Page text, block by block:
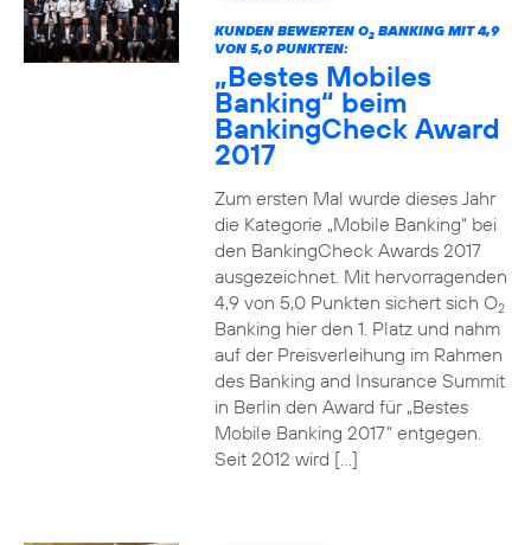
KUNDEN BEWERTEN O2BANKING MIT 4,9
VON 5,0 PUNKTEN:
„Bestes Mobiles
Banking“ beim
BankingCheck Award
2017
Zum ersten Mal wurde dieses Jahr
die Kategorie „Mobile Banking“ bei
den BankingCheck Awards 2017
ausgezeichnet. Mit hervorragenden
4,9 von 5,0 Punkten sichert sich O2
Banking hier den 1. Platz und nahm
auf der Preisverleihung im Rahmen
des Banking and Insurance Summit
in Berlin den Award für „Bestes
Mobile Banking 2017“ entgegen.
Seit 2012 wird […]